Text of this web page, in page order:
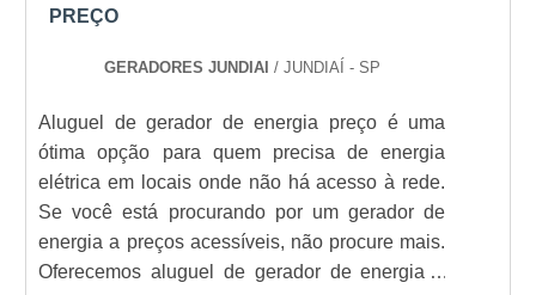
PREÇO
GERADORES JUNDIAI / JUNDIAÍ - SP
Aluguel de gerador de energia preço é uma
ótima opção para quem precisa de energia
elétrica em locais onde não há acesso à rede.
Se você está procurando por um gerador de
energia a preços acessíveis, não procure mais.
Oferecemos aluguel de gerador de energia a